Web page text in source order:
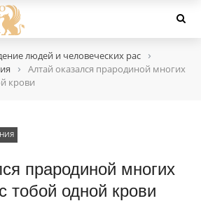
людей и человеческих рас ›
›
Алтай оказался прародиной многих
крови
прародиной многих
тобой одной крови